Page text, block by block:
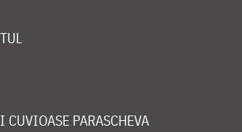
CUVIOASE PARASCHEVA